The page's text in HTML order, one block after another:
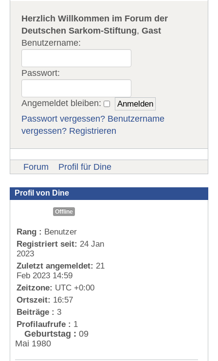
Herzlich Willkommen im Forum der
Deutschen Sarkom-Stiftung,Gast
Benutzername:
Passwort:
Angemeldet bleiben:
Passwort vergessen? Benutzername
vergessen? Registrieren
Forum Profil für Dine
Profil von Dine
Offline
Rang : Benutzer
Registriert seit: 24 Jan
2023
Zuletzt angemeldet: 21
Feb 2023 14:59
Zeitzone: UTC +0:00
Ortszeit: 16:57
Beiträge : 3
Profilaufrufe : 1
Geburtstag : 09
Mai 1980